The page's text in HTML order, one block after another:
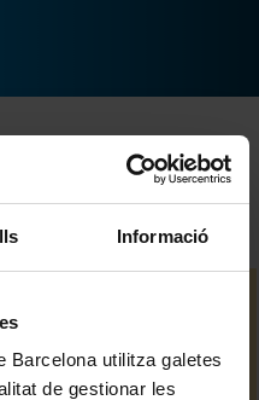
Informació
Barcelona utilitza galetes
de gestionar les